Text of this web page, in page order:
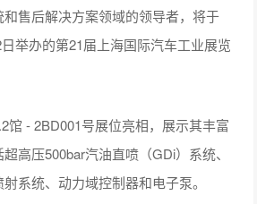
售后解决方案领域的领导者，将于
举办的第21届上海国际汽车工业展览
馆 - 2BD001号展位亮相，展示其丰富
高压500bar汽油直喷（GDi）系统、
系统、动力域控制器和电子泵。